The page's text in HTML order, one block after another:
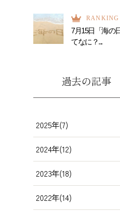
RANKING
7月15日「海の
てなに？...
過去の記事
2025年(7)
2024年(12)
2023年(18)
2022年(14)